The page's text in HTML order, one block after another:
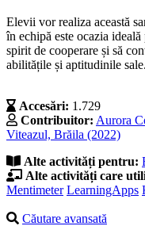
Elevii vor realiza această
în echipă este ocazia
spirit de cooperare și să
abilitățile și aptitudinile sale.
Accesări: 1.729
Contribuitor: Aurora
Viteazul, Brăila (2022)
Alte activități pentru:
Alte activități care
Mentimeter LearningApps
Căutare avansată